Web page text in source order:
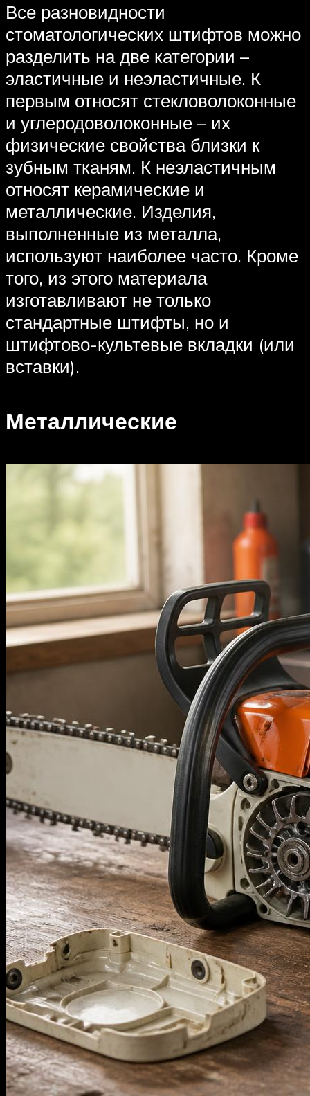
Все разновидности
стоматологических штифтов можно
разделить на две категории –
эластичные и неэластичные. К
первым относят стекловолоконные
и углеродоволоконные – их
физические свойства близки к
зубным тканям. К неэластичным
относят керамические и
металлические. Изделия,
выполненные из металла,
используют наиболее часто. Кроме
того, из этого материала
изготавливают не только
стандартные штифты, но и
штифтово-культевые вкладки (или
вставки).
Металлические